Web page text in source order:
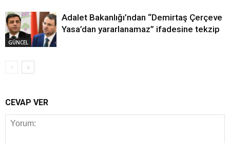
GÜNCEL
Adalet Bakanlığı’ndan “Demirtaş Çerçeve
Yasa’dan yararlanamaz” ifadesine tekzip
CEVAP VER